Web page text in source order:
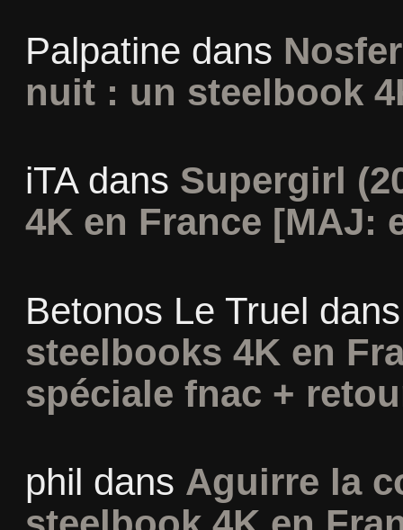
Palpatine dans
nuit : un steelbook
iTAdans Supergirl
4K en France [MAJ:
Betonos Le Truel
steelbooks 4K en
spéciale fnac +
phil dans Aguirre la